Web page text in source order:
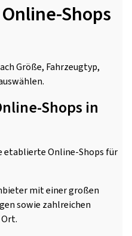
Shops
Größe, Fahrzeugtyp,
Shops in
etablierte Online-Shops für
mit einer großen
sowie zahlreichen